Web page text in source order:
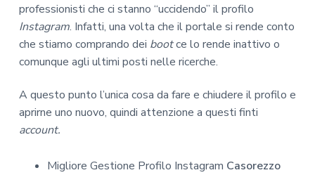
professionisti che ci stanno “uccidendo” il profilo
Instagram. Infatti, una volta che il portale si rende conto
che stiamo comprando dei bootce lo rende inattivo o
comunque agli ultimi posti nelle ricerche.
A questo punto l’unica cosa da fare e chiudere il profilo e
aprirne uno nuovo, quindi attenzione a questi finti
account.
Migliore Gestione Profilo Instagram Casorezzo